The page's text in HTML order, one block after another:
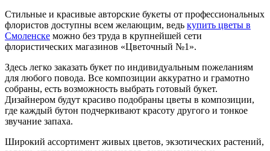
Стильные и красивые авторские букеты от профессиональных
флористов доступны всем желающим, ведь купить цветы в
Смоленске можно без труда в крупнейшей сети
флористических магазинов «Цветочный №1».
Здесь легко заказать букет по индивидуальным пожеланиям
для любого повода. Все композиции аккуратно и грамотно
собраны, есть возможность выбрать готовый букет.
Дизайнером будут красиво подобраны цветы в композиции,
где каждый бутон подчеркивают красоту другого и тонкое
звучание запаха.
Широкий ассортимент живых цветов, экзотических растений,